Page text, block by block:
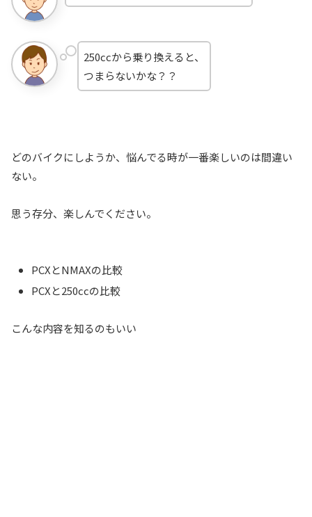
250ccから乗り換えると、
つまらないかな？？
どのバイクにしようか、悩んでる時が一番楽しいのは間違い
ない。
思う存分、楽しんでください。
PCXとNMAXの比較
PCXと250ccの比較
こんな内容を知るのもいい